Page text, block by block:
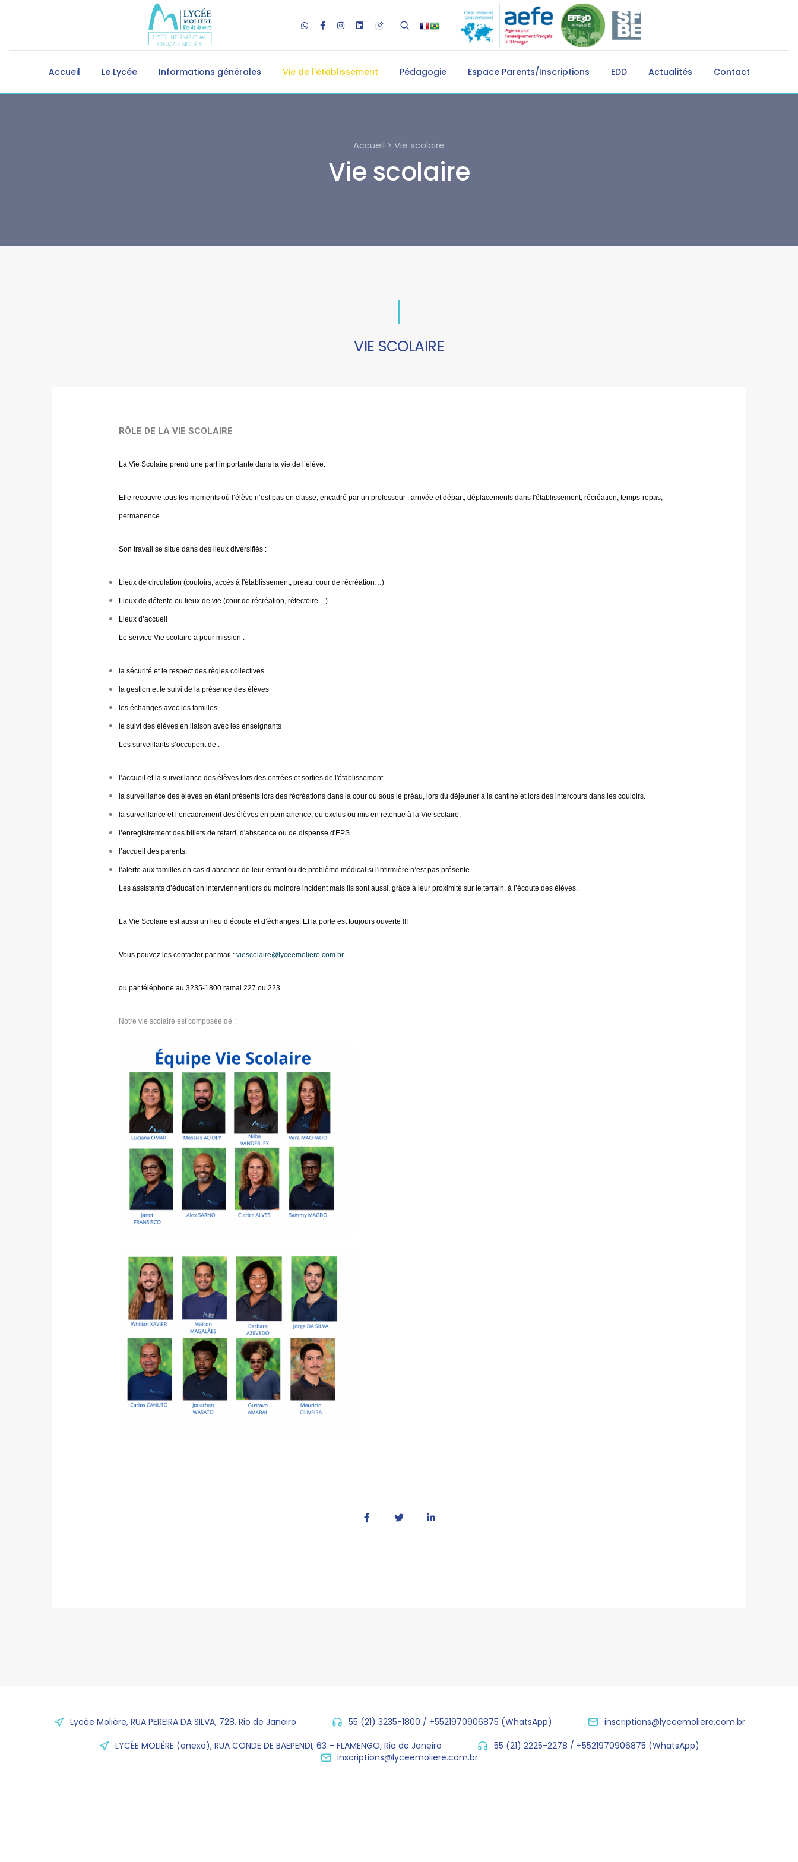
Accueil Le Lycée Informations générales Vie de l'établissement Pédagogie Espace Parents/Inscriptions EDD Actualités Contact
Accueil > Vie scolaire
Vie scolaire
VIE SCOLAIRE
RÔLE DE LA VIE SCOLAIRE
La Vie Scolaire prend une part importante dansla vie de l’élève.
Elle recouvre tous les moments où l’élève n’est pas en classe, encadré par un professeur : arrivée et départ, déplacements dans l'établissement, récréation, temps-repas,
permanence…
Son travail se situe dans des lieux diversifiés :
Lieux de circulation (couloirs, accès à l'établissement, préau, cour de récréation…)
Lieux de détente ou lieux de vie (cour de récréation, réfectoire…)
Lieux d’accueil
Le service Vie scolaire a pour mission :
la sécurité et le respect des règles collectives
la gestion et le suivi de la présence des élèves
les échanges avec les familles
le suivi des élèves en liaison avec les enseignants
Les surveillants s’occupent de :
l’accueil et la surveillance des élèves lors des entrées et sorties de l'établissement
la surveillance des élèves en étant présents lors des récréations dans la cour ou sous le préau, lors du déjeuner à la cantine et lors des intercours dans les couloirs.
la surveillance et l’encadrement des élèves en permanence, ou exclus ou mis en retenue à la Vie scolaire.
l’enregistrement des billets de retard, d'abscence ou de dispense d'EPS
l’accueil des parents.
l’alerte aux familles en cas d’absence de leur enfant ou de problème médical si l'infirmière n’est pas présente.
Les assistants d’éducation interviennent lors du moindre incident mais ils sont aussi, grâce à leur proximité sur le terrain, à l’écoute des élèves.
La Vie Scolaire est aussi un lieu d’écoute et d’échanges. Et la porte est toujours ouverte !!!
Vous pouvez les contacter par mail : viescolaire@lyceemoliere.com.br
ou par téléphone au 3235-1800 ramal 227 ou 223
Notre vie scolaire est composée de :
Lycée Molière, RUA PEREIRA DA SILVA, 728, Rio de Janeiro 55 (21) 3235-1800 / +5521970906875 (WhatsApp)
inscriptions@lyceemoliere.com.br
LYCÉE MOLIÈRE (anexo), RUA CONDE DE BAEPENDI, 63 – FLAMENGO, Rio de Janeiro
55 (21) 2225-2278 / +5521970906875 (WhatsApp)
inscriptions@lyceemoliere.com.br